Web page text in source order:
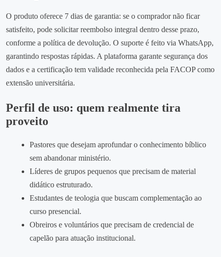
O produto oferece 7 dias de garantia: se o comprador não ficar
satisfeito, pode solicitar reembolso integral dentro desse prazo,
conforme a política de devolução. O suporte é feito via WhatsApp,
garantindo respostas rápidas. A plataforma garante segurança dos
dados e a certificação tem validade reconhecida pela FACOP como
extensão universitária.
Perfil de uso: quem realmente tira
proveito
Pastores que desejam aprofundar o conhecimento bíblico
sem abandonar ministério.
Líderes de grupos pequenos que precisam de material
didático estruturado.
Estudantes de teologia que buscam complementação ao
curso presencial.
Obreiros e voluntários que precisam de credencial de
capelão para atuação institucional.